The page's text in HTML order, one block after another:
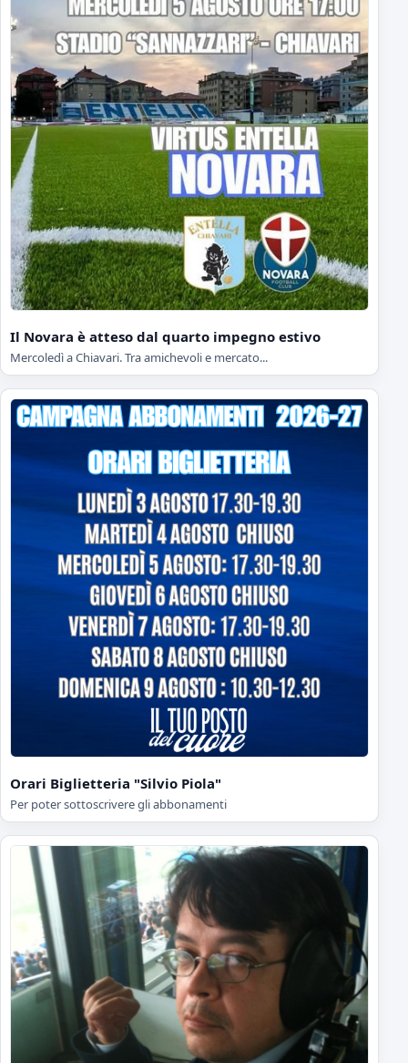
Il Novara è atteso dal quarto impegno estivo
Mercoledì a Chiavari. Tra amichevoli e mercato...
Orari Biglietteria "Silvio Piola"
Per poter sottoscrivere gli abbonamenti